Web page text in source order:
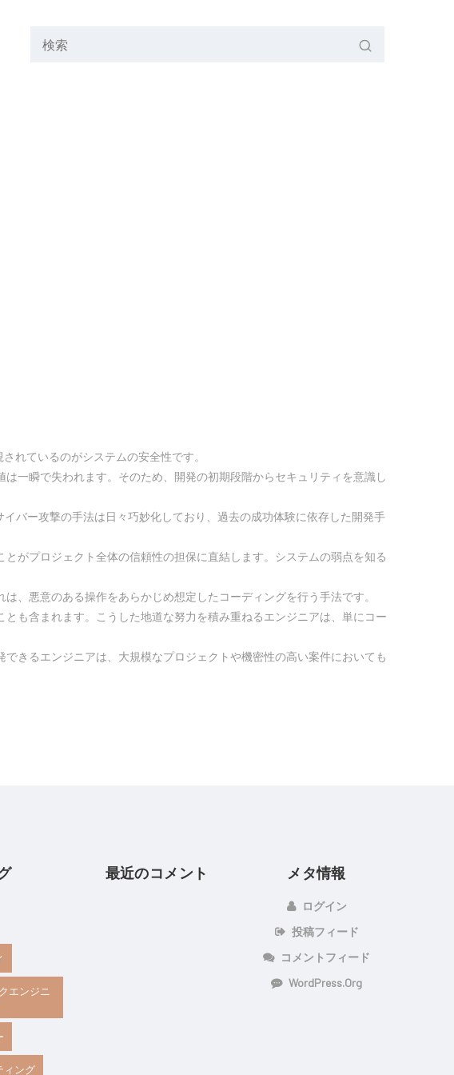
れているのがシステムの安全性です。
一瞬で失われます。そのため、開発の初期段階からセキュリティを意識し
バー攻撃の手法は日々巧妙化しており、過去の成功体験に依存した開発手
がプロジェクト全体の信頼性の担保に直結します。システムの弱点を知る
、悪意のある操作をあらかじめ想定したコーディングを行う手法です。
も含まれます。こうした地道な努力を積み重ねるエンジニアは、単にコー
きるエンジニアは、大規模なプロジェクトや機密性の高い案件においても
エンジニ
ィング
最近のコメント メタ情報
ログイン
投稿フィード
コメントフィード
WordPress.org